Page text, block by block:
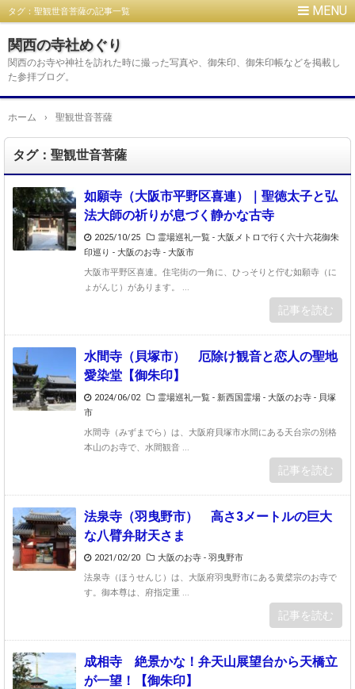
タグ：聖観世音菩薩の記事一覧
関西の寺社めぐり
関西のお寺や神社を訪れた時に撮った写真や、御朱印、御朱印帳などを掲載し
た参拝ブログ。
ホーム › 聖観世音菩薩
タグ：聖観世音菩薩
如願寺（大阪市平野区喜連）｜聖徳太子と弘
法大師の祈りが息づく静かな古寺
2025/10/25
霊場巡礼一覧 - 大阪メトロで行く六十六花御朱
印巡り - 大阪のお寺 - 大阪市
大阪市平野区喜連。住宅街の一角に、ひっそりと佇む如願寺（に
ょがんじ）があります。 ...
記事を読む
水間寺（貝塚市） 厄除け観音と恋人の聖地
愛染堂【御朱印】
2024/06/02 霊場巡礼一覧 - 新西国霊場 - 大阪のお寺 - 貝塚
市
水間寺（みずまでら）は、大阪府貝塚市水間にある天台宗の別格
本山のお寺で、水間観音 ...
記事を読む
法泉寺（羽曳野市） 高さ3メートルの巨大
な八臂弁財天さま
2021/02/20
大阪のお寺 - 羽曳野市
法泉寺（ほうせんじ）は、大阪府羽曳野市にある黄檗宗のお寺で
す。御本尊は、府指定重 ...
記事を読む
成相寺 絶景かな！弁天山展望台から天橋立
が一望！【御朱印】